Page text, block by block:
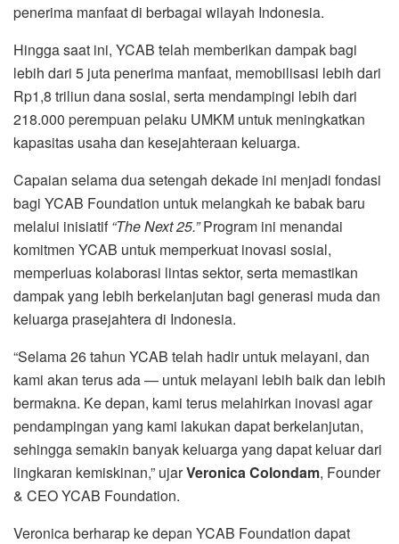
penerima manfaat di berbagai wilayah Indonesia.
Hingga saat ini, YCAB telah memberikan dampak bagi
lebih dari 5 juta penerima manfaat, memobilisasi lebih dari
Rp1,8 triliun dana sosial, serta mendampingi lebih dari
218.000 perempuan pelaku UMKM untuk meningkatkan
kapasitas usaha dan kesejahteraan keluarga.
Capaian selama dua setengah dekade ini menjadi fondasi
bagi YCAB Foundation untuk melangkah ke babak baru
melalui inisiatif“The Next 25.”Program ini menandai
komitmen YCAB untuk memperkuat inovasi sosial,
memperluas kolaborasi lintas sektor, serta memastikan
dampak yang lebih berkelanjutan bagi generasi muda dan
keluarga prasejahtera di Indonesia.
“Selama 26 tahun YCAB telah hadir untuk melayani, dan
kami akan terus ada — untuk melayani lebih baik dan lebih
bermakna. Ke depan, kami terus melahirkan inovasi agar
pendampingan yang kami lakukan dapat berkelanjutan,
sehingga semakin banyak keluarga yang dapat keluar dari
lingkaran kemiskinan,” ujarVeronica Colondam, Founder
& CEO YCAB Foundation.
Veronica berharap ke depan YCAB Foundation dapat